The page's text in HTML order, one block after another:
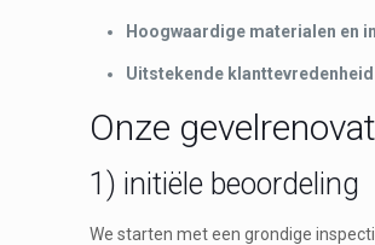
Hoogwaardige materialen en
Uitstekende klanttevredenheid
Onze
1) initiële beoordeling
We starten met een grondige